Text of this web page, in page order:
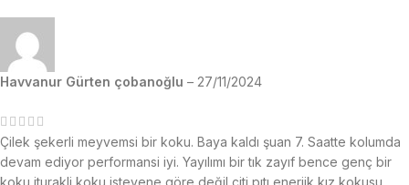
Havvanur Gürten çobanoğlu – 27/11/2024
Çilek şekerli meyvemsi bir koku. Baya kaldı şuan 7. Saatte kolumda
devam ediyor performansi iyi. Yayılımı bir tık zayıf bence genç bir
koku iturakli koku isteyene göre değil çiti pıtı enerjik kız kokusu